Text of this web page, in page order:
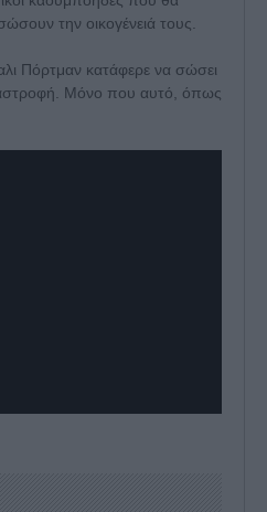
την οικογένειά τους.
Πόρτμαν κατάφερε να σώσει
Μόνο που αυτό, όπως